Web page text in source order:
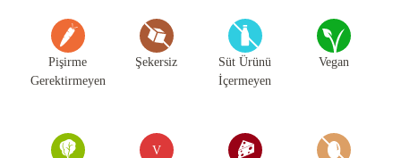
Pişirme
Gerektirmeyen
Şekersiz
Süt Ürünü
İçermeyen
Vegan
V